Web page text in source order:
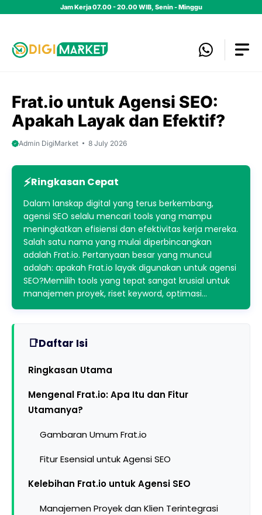
Jam Kerja 07.00 - 20.00 WIB, Senin - Minggu
Frat.io untuk Agensi SEO:
Apakah Layak dan Efektif?
Admin DigiMarket 8 July 2026
Ringkasan Cepat
Dalam lanskap digital yang terus berkembang,
agensi SEO selalu mencari tools yang mampu
meningkatkan efisiensi dan efektivitas kerja mereka.
Salah satu nama yang mulai diperbincangkan
adalah Frat.io. Pertanyaan besar yang muncul
adalah: apakah Frat.io layak digunakan untuk agensi
SEO?Memilih tools yang tepat sangat krusial untuk
manajemen proyek, riset keyword, optimasi…
Daftar Isi
Ringkasan Utama
Mengenal Frat.io: Apa Itu dan Fitur
Utamanya?
Gambaran Umum Frat.io
Fitur Esensial untuk Agensi SEO
Kelebihan Frat.io untuk Agensi SEO
Manajemen Proyek dan Klien Terintegrasi